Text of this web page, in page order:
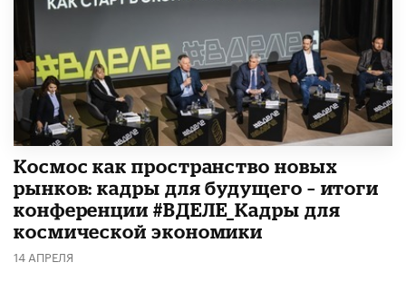
Космос как пространство новых
рынков: кадры для будущего – итоги
конференции #ВДЕЛЕ_Кадры для
космической экономики
14 АПРЕЛЯ